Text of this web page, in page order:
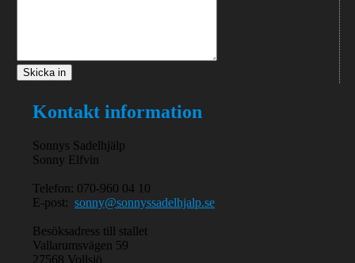
Skicka in
Kontakt information
Sonnys Sadelhjälp
Sonny Elfvin
Telefon: 070-960 04 10
E-post: sonny@sonnyssadelhjalp.se
Besöksadress till stallet
Vallarumsvägen 59
27568 Vollsjö